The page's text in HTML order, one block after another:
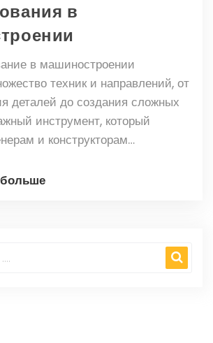
в
в машиностроении
техник и направлений, от
деталей до создания сложных
инструмент, который
и конструкторам
Разбираемся в